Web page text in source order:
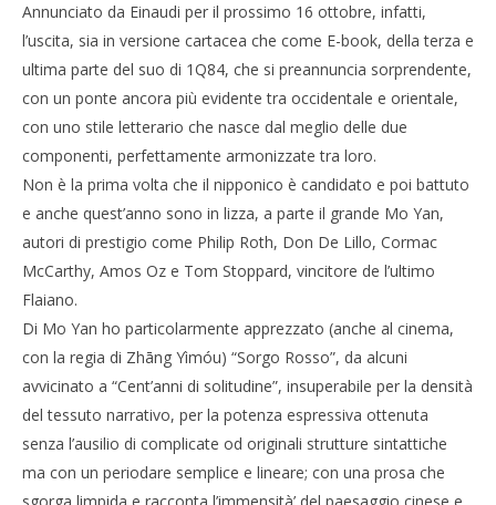
Annunciato da Einaudi per il prossimo 16 ottobre, infatti,
l’uscita, sia in versione cartacea che come E-book, della terza e
ultima parte del suo di 1Q84, che si preannuncia sorprendente,
con un ponte ancora più evidente tra occidentale e orientale,
con uno stile letterario che nasce dal meglio delle due
componenti, perfettamente armonizzate tra loro.
Non è la prima volta che il nipponico è candidato e poi battuto
e anche quest’anno sono in lizza, a parte il grande Mo Yan,
autori di prestigio come Philip Roth, Don De Lillo, Cormac
McCarthy, Amos Oz e Tom Stoppard, vincitore de l’ultimo
Flaiano.
Di Mo Yan ho particolarmente apprezzato (anche al cinema,
con la regia di Zhāng Yìmóu) “Sorgo Rosso”, da alcuni
avvicinato a “Cent’anni di solitudine”, insuperabile per la densità
del tessuto narrativo, per la potenza espressiva ottenuta
senza l’ausilio di complicate od originali strutture sintattiche
ma con un periodare semplice e lineare; con una prosa che